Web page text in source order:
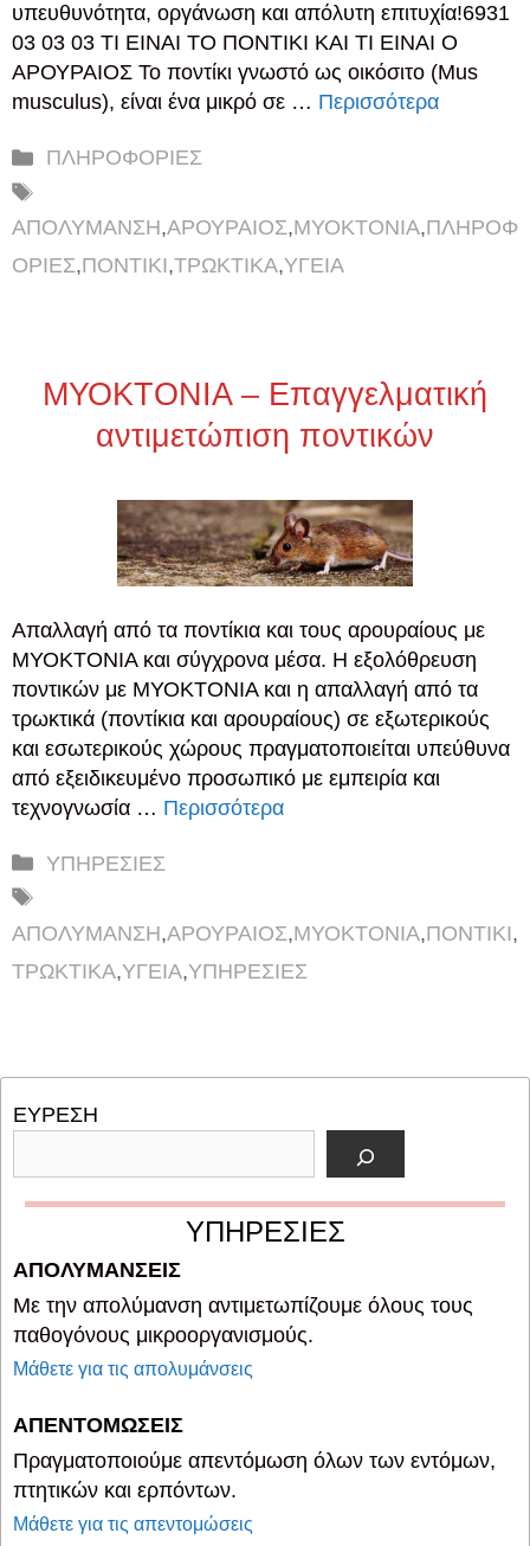
υπευθυνότητα, οργάνωση και απόλυτη επιτυχία!6931
03 03 03 ΤΙ ΕΙΝΑΙ ΤΟ ΠΟΝΤΙΚΙ ΚΑΙ ΤΙ ΕΙΝΑΙ Ο
ΑΡΟΥΡΑΙΟΣ Το ποντίκι γνωστό ως οικόσιτο (Mus
musculus), είναι ένα μικρό σε … Περισσότερα
Κατηγορίες
ΠΛΗΡΟΦΟΡΙΕΣ
ΑΠΟΛΥΜΑΝΣΗ,ΑΡΟΥΡΑΙΟΣ,ΜΥΟΚΤΟΝΙΑ,ΠΛΗΡΟΦ
ΟΡΙΕΣ,ΠΟΝΤΙΚΙ,ΤΡΩΚΤΙΚΑ,ΥΓΕΙΑ
ΜΥΟΚΤΟΝΙΑ – Επαγγελματική
αντιμετώπιση ποντικών
Απαλλαγή από τα ποντίκια και τους αρουραίους με
ΜΥΟΚΤΟΝΙΑ και σύγχρονα μέσα. Η εξολόθρευση
ποντικών με ΜΥΟΚΤΟΝΙΑ και η απαλλαγή από τα
τρωκτικά (ποντίκια και αρουραίους) σε εξωτερικούς
και εσωτερικούς χώρους πραγματοποιείται υπεύθυνα
από εξειδικευμένο προσωπικό με εμπειρία και
τεχνογνωσία … Περισσότερα
Κατηγορίες
ΥΠΗΡΕΣΙΕΣ
ΑΠΟΛΥΜΑΝΣΗ,ΑΡΟΥΡΑΙΟΣ,ΜΥΟΚΤΟΝΙΑ,ΠΟΝΤΙΚΙ,
ΤΡΩΚΤΙΚΑ,ΥΓΕΙΑ,ΥΠΗΡΕΣΙΕΣ
ΕΥΡΕΣΗ
ΥΠΗΡΕΣΙΕΣ
ΑΠΟΛΥΜΑΝΣΕΙΣ
Με την απολύμανση αντιμετωπίζουμε όλους τους
παθογόνους μικροοργανισμούς.
Μάθετε για τις απολυμάνσεις
ΑΠΕΝΤΟΜΩΣΕΙΣ
Πραγματοποιούμε απεντόμωση όλων των εντόμων,
πτητικών και ερπόντων.
Μάθετε για τις απεντομώσεις